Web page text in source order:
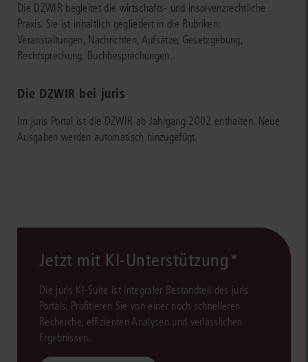
Die DZWIR begleitet die wirtschafts- und insolvenzrechtliche
Praxis. Sie ist inhaltlich gegliedert in die Rubriken:
Veranstaltungen, Nachrichten, Aufsätze, Gesetzgebung,
Rechtsprechung, Buchbesprechungen.
Die DZWIR bei juris
Im juris Portal ist die DZWIR ab Jahrgang 2002 enthalten. Neue
Ausgaben werden automatisch hinzugefügt.
Jetzt mit KI-Unterstützung*
Die juris KI-Suite ist integraler Bestandteil des juris
Portals. Profitieren Sie von einer noch schnelleren
Recherche, effizienten Analysen und verlässlichen
Ergebnissen.